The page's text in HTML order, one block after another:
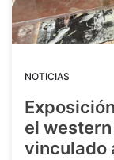
NOTICIAS
el
vinculado